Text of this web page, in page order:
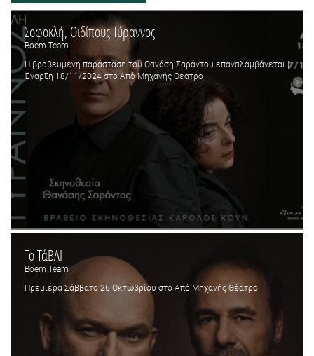
Σοφοκλή, Οιδίπους Τύραννος
Boem Team
Η βραβευμένη παράσταση του Θανάση Σαράντου επαναλαμβάνεται |
Έναρξη 18/11/2024 στο Από Μηχανής Θέατρο
Το ΤάΒΛΙ
Boem Team
Πρεμιέρα Σάββατο 26 Οκτωβρίου στο Από Μηχανής Θέατρο